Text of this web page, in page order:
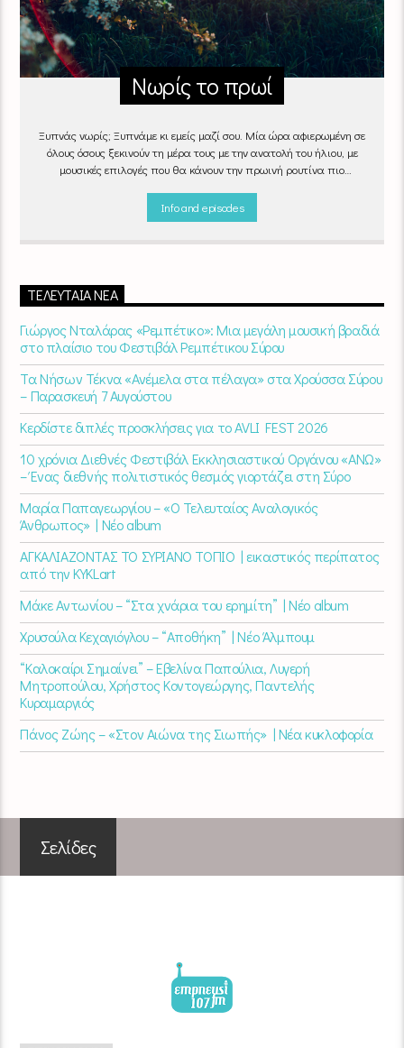
Νωρίς το πρωί
Ξυπνάς νωρίς; Ξυπνάμε κι εμείς μαζί σου. Μία ώρα αφιερωμένη σε
όλους όσους ξεκινούν τη μέρα τους με την ανατολή του ήλιου, με
μουσικές επιλογές που θα κάνουν την πρωινή ρουτίνα πιο
06:00 - 07:00 στον Empneusi 107 FM
Info and episodes
ΤΕΛΕΥΤΑΊΑ ΝΈΑ
Γιώργος Νταλάρας «Ρεμπέτικο»: Μια μεγάλη μουσική βραδιά
στο πλαίσιο του Φεστιβάλ Ρεμπέτικου Σύρου
Τα Νήσων Τέκνα «Ανέμελα στα πέλαγα» στα Χρούσσα Σύρου
– Παρασκευή 7 Αυγούστου
Κερδίστε διπλές προσκλήσεις για το AVLI FEST 2026
10 χρόνια Διεθνές Φεστιβάλ Εκκλησιαστικού Οργάνου «ΑΝΩ»
– Ένας διεθνής πολιτιστικός θεσμός γιορτάζει στη Σύρο​
Μαρία Παπαγεωργίου – «Ο Τελευταίος Αναλογικός
Άνθρωπος» | Νέο album
ΑΓΚΑΛΙΑΖΟΝΤΑΣ ΤΟ ΣΥΡΙΑΝΟ ΤΟΠΙΟ | εικαστικός περίπατος
από την KYKLart
Μάκε Αντωνίου – “Στα χνάρια του ερημίτη” | Νέο album
Χρυσούλα Κεχαγιόγλου – “Αποθήκη” | Νέο Άλμπουμ
“Καλοκαίρι Σημαίνει” – Εβελίνα Παπούλια, Λυγερή
Μητροπούλου, Χρήστος Κοντογεώργης, Παντελής
Κυραμαργιός
Πάνος Ζώης – «Στον Αιώνα της Σιωπής» | Νέα κυκλοφορία
Σελίδες